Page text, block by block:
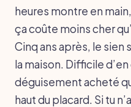
heures montre en
ça coûte moins cher
Cinq ans après, le sien
la maison. Difficile d’en
déguisement acheté
haut du placard. Si tu